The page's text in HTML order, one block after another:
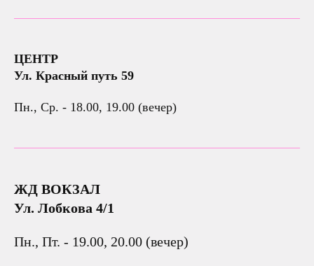
ЦЕНТР
Ул. Красный путь 59
Пн., Ср. - 18.00, 19.00 (вечер)
ЖД ВОКЗАЛ
Ул. Лобкова 4/1
Пн., Пт. - 19.00, 20.00 (вечер)